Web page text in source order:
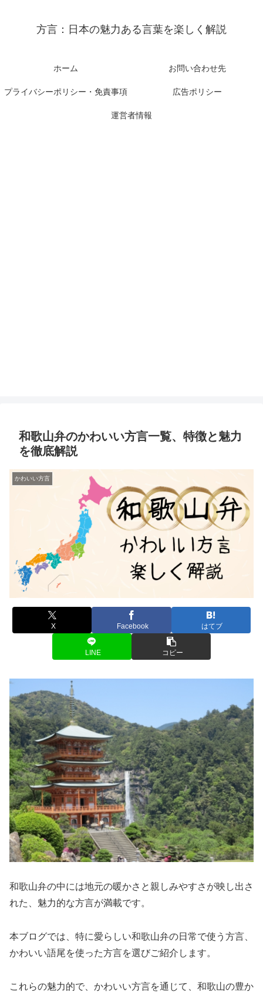
方言：日本の魅力ある言葉を楽しく解説
ホーム お問い合わせ先
プライバシーポリシー・免責事項 広告ポリシー
運営者情報
和歌山弁のかわいい方言一覧、特徴と魅力
を徹底解説
かわいい方言
X Facebook はてブ
LINE コピー
和歌山弁の中には地元の暖かさと親しみやすさが映し出さ
れた、魅力的な方言が満載です。
本ブログでは、特に愛らしい和歌山弁の日常で使う方言、
かわいい語尾を使った方言を選びご紹介します。
これらの魅力的で、かわいい方言を通じて、和歌山の豊か